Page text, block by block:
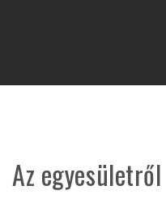
Az egyesületről